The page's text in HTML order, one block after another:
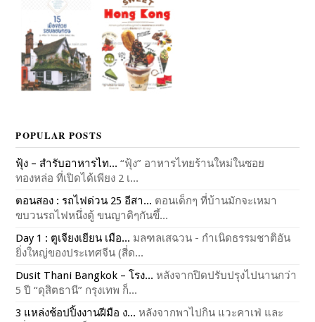
POPULAR POSTS
ฟุ้ง – สำรับอาหารไท... “ฟุ้ง” อาหารไทยร้านใหม่ในซอย
ทองหล่อ ที่เปิดได้เพียง 2 เ...
ตอนสอง : รถไฟด่วน 25 อีสา... ตอนเด็กๆ ที่บ้านมักจะเหมา
ขบวนรถไฟหนึ่งตู้ ขนญาติๆกันขึ้...
Day 1 : ตูเจียงเยียน เมือ... มลฑลเสฉวน - กำเนิดธรรมชาติอัน
ยิ่งใหญ่ของประเทศจีน (สี่ด...
Dusit Thani Bangkok – โรง... หลังจากปิดปรับปรุงไปนานกว่า
5 ปี “ดุสิตธานี” กรุงเทพ ก็...
3 แหล่งช้อปปิ้งงานฝีมือ ง... หลังจากพาไปกิน แวะคาเฟ่ และ